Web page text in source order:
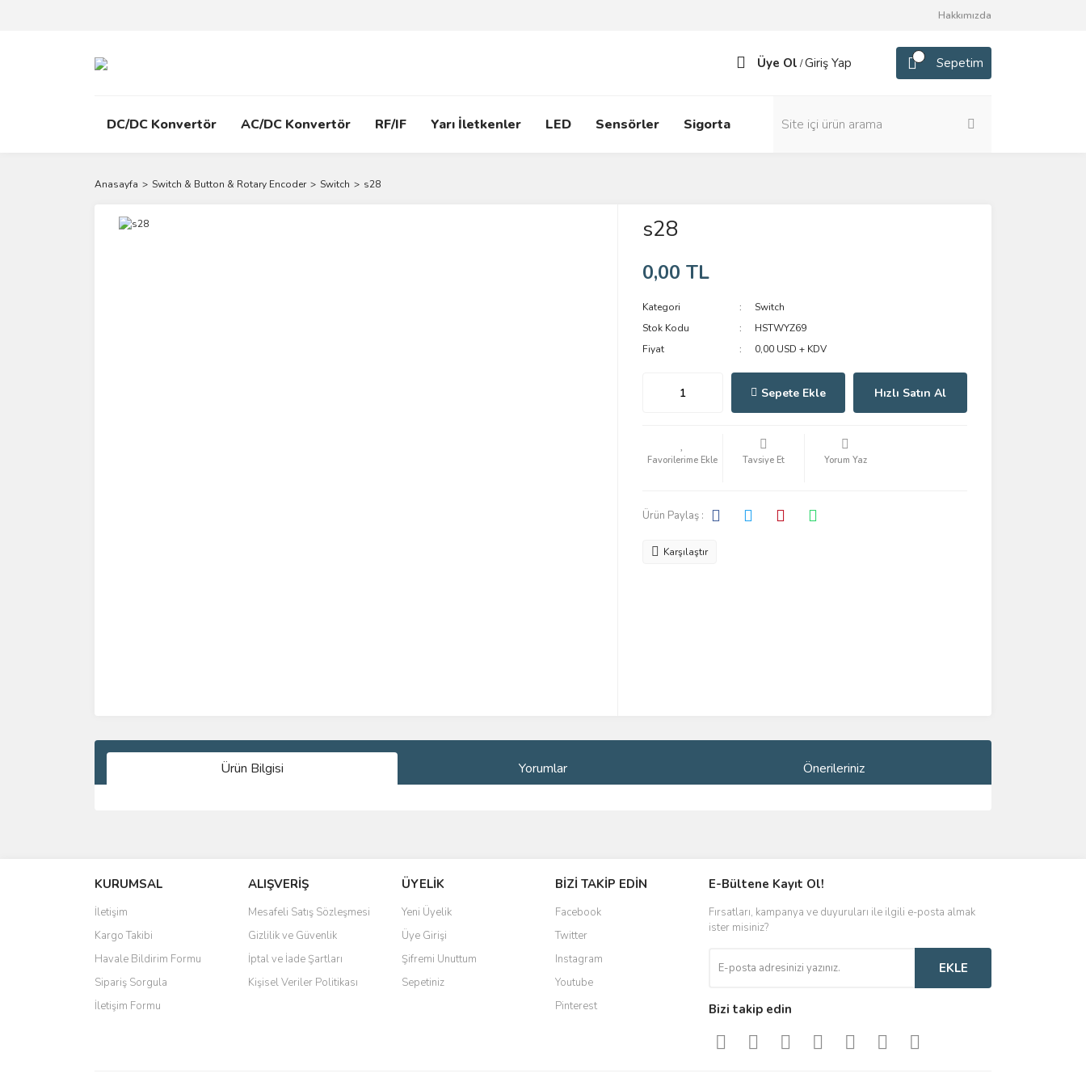
Hakkımızda
Üye Ol /Giriş Yap Sepetim
DC/DC Konvertör AC/DC Konvertör RF/IF Yarı İletkenler LED Sensörler Sigorta
Anasayfa Switch & Button & Rotary Encoder Switch s28
s28
0,00 TL
Kategori
Switch
Stok Kodu
HSTWYZ69
Fiyat
0,00 USD + KDV
Sepete Ekle Hızlı Satın Al
Tavsiye Et Yorum Yaz
Ürün Paylaş :
Karşılaştır
Ürün Bilgisi Yorumlar Önerileriniz
Ürün resmi kalitesiz, bozuk veya görüntülenemiyor.
Ürün açıklamasında eksik bilgiler bulunuyor.
Ürün bilgilerinde hatalar bulunuyor.
Ürün fiyatı diğer sitelerden daha pahalı.
Bu ürüne benzer farklı alternatifler olmalı.
KURUMSAL
İletişim
Kargo Takibi
Havale Bildirim Formu
Sipariş Sorgula
İletişim Formu
ALIŞVERİŞ
Mesafeli Satış Sözleşmesi
Gizlilik ve Güvenlik
İptal ve İade Şartları
Kişisel Veriler Politikası
ÜYELİK
Yeni Üyelik
Üye Girişi
Şifremi Unuttum
Sepetiniz
BİZİ TAKİP EDİN
Facebook
Twitter
Instagram
Youtube
Pinterest
E-Bültene Kayıt Ol!
Fırsatları, kampanya ve duyuruları ile ilgili e-posta almak
ister misiniz?
EKLE
Bizi takip edin